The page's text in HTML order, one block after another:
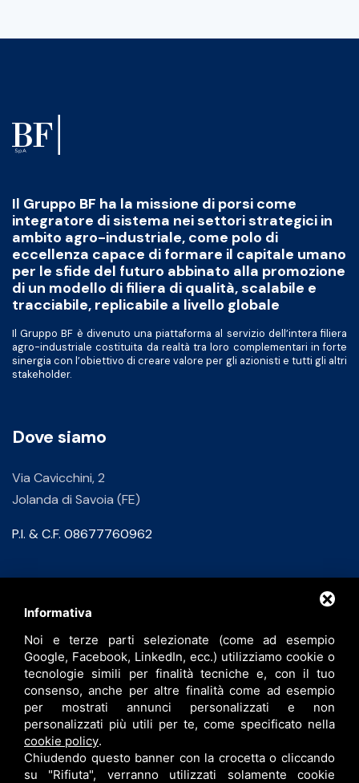
Il Gruppo BF ha la missione di porsi come
integratore di sistema nei settori strategici in
ambito agro-industriale, come polo di
eccellenza capace di formare il capitale umano
per le sfide del futuro abbinato alla promozione
di un modello di filiera di qualità, scalabile e
tracciabile, replicabile a livello globale
Il Gruppo BF è divenuto una piattaforma al servizio dell’intera filiera
agro-industriale costituita da realtà tra loro complementari in forte
sinergia con l’obiettivo di creare valore per gli azionisti e tutti gli altri
stakeholder.
Dove siamo
Via Cavicchini, 2
Jolanda di Savoia (FE)
P.I. & C.F. 08677760962
info@bfspa.it
+39 0532 836102
Lavora con noi
Informativa
Noi e terze parti selezionate (come ad esempio
Google, Facebook, LinkedIn, ecc.) utilizziamo cookie o
tecnologie simili per finalità tecniche e, con il tuo
consenso, anche per altre finalità come ad esempio
per mostrati annunci personalizzati e non
personalizzati più utili per te, come specificato nella
cookie policy.
Chiudendo questo banner con la crocetta o cliccando
su "Rifiuta", verranno utilizzati solamente cookie